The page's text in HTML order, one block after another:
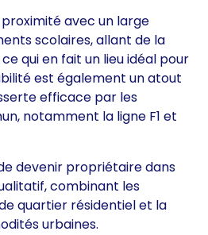
avec un large
scolaires, allant de la
qui en fait un lieu idéal pour
est également un atout
efficace par les
notamment la ligne F1 et
devenir propriétaire dans
combinant les
quartier résidentiel et la
urbaines.